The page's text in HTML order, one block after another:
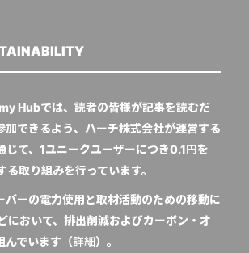
Hubでは、読者の皆様が記事を読むだ
加できるよう、ハーチ株式会社が運営する
じて、1ユニークユーザーにつき0.1円を
る取り組みを行っています。
バーの電力使用と取材活動のための移動に
において、排出削減およびカーボン・オ
んでいます（詳細）。